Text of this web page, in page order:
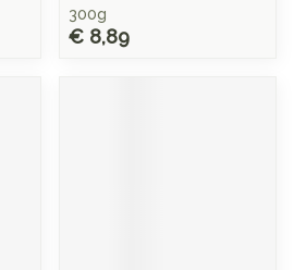
300g
€ 8,89